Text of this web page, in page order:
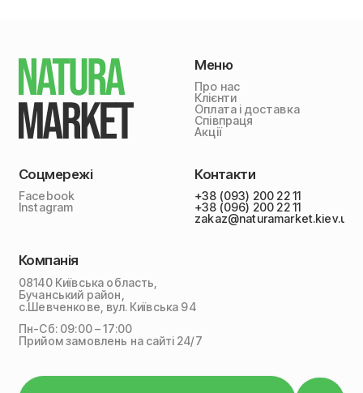
Меню
Про нас
Клієнти
Оплата і доставка
Співпраця
Акції
Соцмережі
Facebook
Instagram
Контакти
+38 (093) 200 22 11
+38 (096) 200 22 11
zakaz@naturamarket.kiev.ua
Компанія
08140 Київська область,
Бучанський район,
с.Шевченкове, вул. Київська 94
Пн-Сб: 09:00 – 17:00
Прийом замовлень на сайті 24/7